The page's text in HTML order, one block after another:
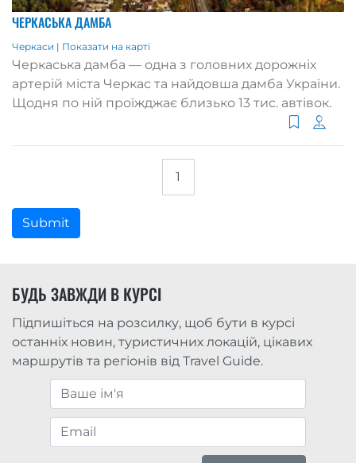
ЧЕРКАСЬКА ДАМБА
Черкаси | Показати на карті
Черкаська дамба — одна з головних дорожніх
артерій міста Черкас та найдовша дамба України.
Щодня по ній проїжджає близько 13 тис. автівок.
1
Submit
БУДЬ ЗАВЖДИ В КУРСІ
Підпишіться на розсилку, щоб бути в курсі
останніх новин, туристичних локацій, цікавих
маршрутів та регіонів від Travel Guide.